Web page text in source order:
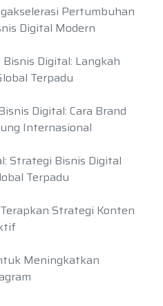
Pertumbuhan
Digital Modern
Digital: Langkah
Terpadu
Digital: Cara Brand
Internasional
Strategi Bisnis Digital
Terpadu
Strategi Konten
Meningkatkan